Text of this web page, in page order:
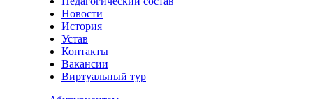
Новости
История
Устав
Контакты
Вакансии
Виртуальный тур